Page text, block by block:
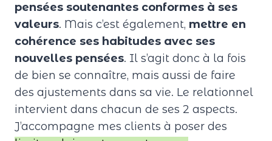
pensées soutenantes conformes à ses
valeurs. Mais c’est également, mettre en
cohérence ses habitudes avec ses
nouvelles pensées. Il s’agit donc à la fois
de bien se connaître, mais aussi de faire
des ajustements dans sa vie. Le relationnel
intervient dans chacun de ses 2 aspects.
J’accompagne mes clients à poser des